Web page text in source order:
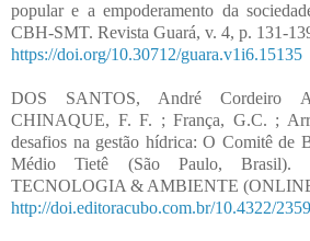
popular e a empoderamento da
CBH-SMT. Revista Guará, v. 4, p. 131-
https://doi.org/10.30712/guara.v1i6.15135
DOS SANTOS, André Cordeiro
CHINAQUE, F. F. ; França, G.C. ;
desafios na gestão hídrica: O Comitê de
Médio Tietê (São Paulo, Brasil).
TECNOLOGIA & AMBIENTE
http://doi.editoracubo.com.br/10.4322/